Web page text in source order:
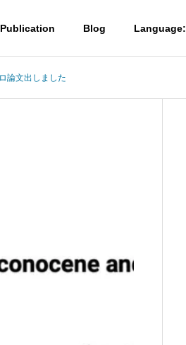
Publication Blog Language:
セス
(日本語) UBE学術振興財団第6
回奨励賞贈呈式に参加しまし
論文出しました